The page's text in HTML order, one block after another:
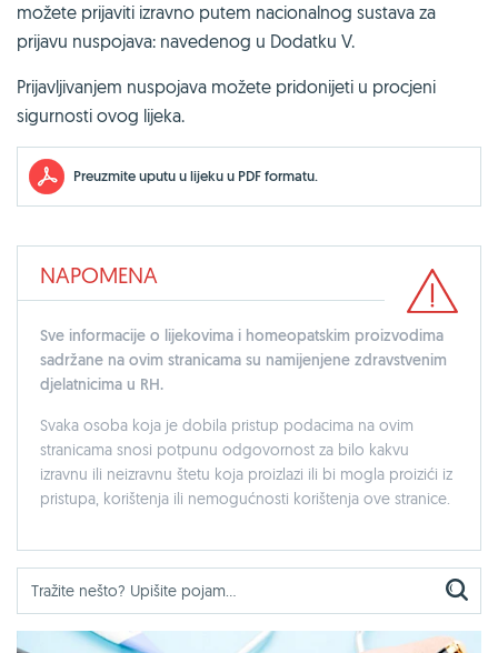
možete prijaviti izravno putem nacionalnog sustava za
prijavu nuspojava: navedenog u Dodatku V.
Prijavljivanjem nuspojava možete pridonijeti u procjeni
sigurnosti ovog lijeka.
Preuzmite uputu u lijeku u PDF formatu.
NAPOMENA
Sve informacije o lijekovima i homeopatskim proizvodima
sadržane na ovim stranicama su namijenjene zdravstvenim
djelatnicima u RH.
Svaka osoba koja je dobila pristup podacima na ovim
stranicama snosi potpunu odgovornost za bilo kakvu
izravnu ili neizravnu štetu koja proizlazi ili bi mogla proizići iz
pristupa, korištenja ili nemogućnosti korištenja ove stranice.